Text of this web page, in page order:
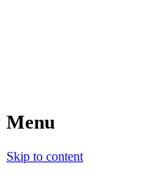
Menu
Skip to content